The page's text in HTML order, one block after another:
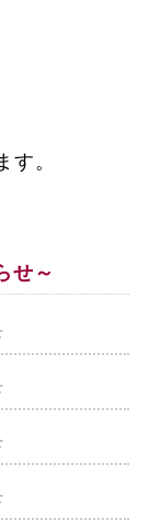
す。
せ～